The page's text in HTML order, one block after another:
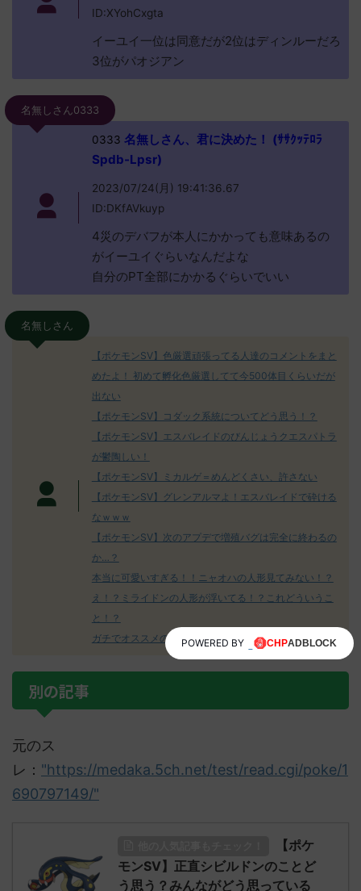
ID:XYohCxgta
イーユイ一位は同意だが2位はディンルーだろ
3位がパオジアン
名無しさん0333
0333 名無しさん、君に決めた！ (ｻｻｸｯﾃﾛﾗ
Spdb-Lpsr)
2023/07/24(月) 19:41:36.67
ID:DKfAVkuyp
4災のデバフが本人にかかっても意味あるの
がイーユイぐらいなんだよな
自分のPT全部にかかるぐらいでいい
名無しさん
【ポケモンSV】色厳選頑張ってる人達のコメントをまと
めたよ！ 初めて孵化色厳選してて今500体目くらいだが
出ない
【ポケモンSV】コダック系統についてどう思う！？
【ポケモンSV】エスバレイドのびんじょうクエスパトラ
が鬱陶しい！
【ポケモンSV】ミカルゲ＝めんどくさい、許さない
【ポケモンSV】グレンアルマよ！エスバレイドで砕ける
なｗｗｗ
【ポケモンSV】次のアプデで増殖バグは完全に終わるの
か…？
本当に可愛いすぎる！！ニャオハの人形見てみない！？
え！？ミライドンの人形が浮いてる！？これどういうこ
と！？
ガチでオススメのポケモンSVの攻略本はこれだ！
別の記事
元のス
レ： "https://medaka.5ch.net/test/read.cgi/poke/1
690797149/"
【ポケ
モンSV】正直シビルドンのことど
う思う？みんながどう思っている
POWERED BY